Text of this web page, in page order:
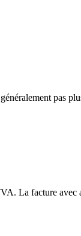
pas
La facture avec